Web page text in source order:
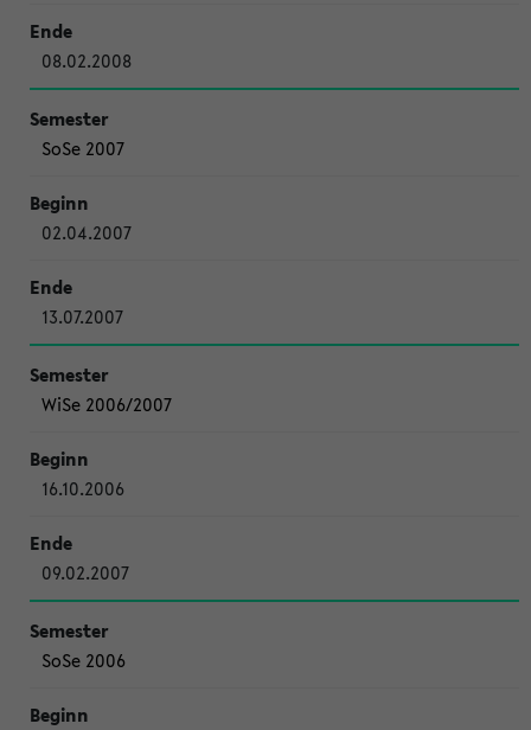
08.02.2008
SoSe 2007
02.04.2007
13.07.2007
WiSe 2006/2007
16.10.2006
09.02.2007
SoSe 2006